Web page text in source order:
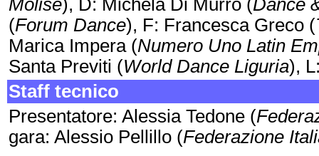
Molise), D: Michela Di Murro (Dance
(Forum Dance), F: Francesca Greco (
Marica Impera (Numero Uno Latin
Santa Previti (World Dance Liguria),
Staff tecnico
Presentatore: Alessia Tedone (
gara: Alessio Pellillo (Federazione